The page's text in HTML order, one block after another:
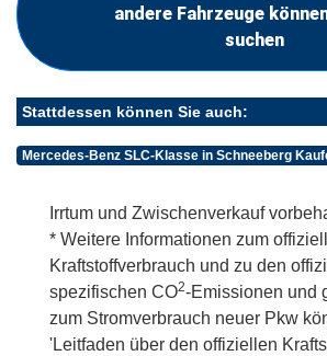
andere Fahrzeuge
suchen
Stattdessen können Sie auch:
Mercedes-Benz SLC-Klasse in Schneeberg
Irrtum und Zwischenverkauf
* Weitere Informationen zum
Kraftstoffverbrauch und zu den
spezifischen CO2-Emissionen und
zum Stromverbrauch neuer Pkw
'Leitfaden über den offiziellen